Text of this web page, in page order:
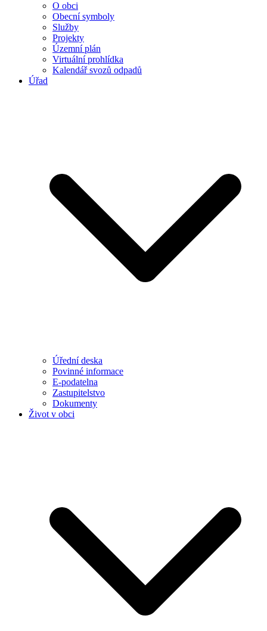
O obci
Obecní symboly
Služby
Projekty
Územní plán
Virtuální prohlídka
Kalendář svozů odpadů
Úřad
Úřední deska
Povinné informace
E-podatelna
Zastupitelstvo
Dokumenty
Život v obci